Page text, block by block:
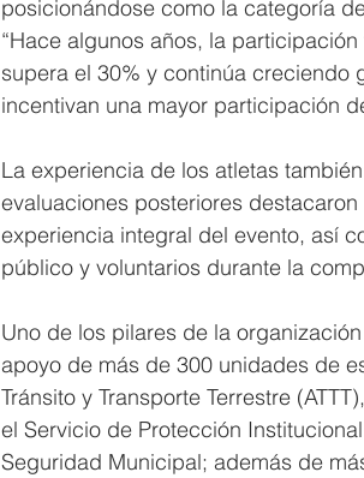
posicionándose como la categoría
“Hace algunos años, la
supera el 30% y continúa creciendo
incentivan una mayor participación
La experiencia de los atletas
evaluaciones posteriores
experiencia integral del evento, así
público y voluntarios durante la
Uno de los pilares de la
apoyo de más de 300 unidades de
Tránsito y Transporte Terrestre
el Servicio de Protección
Seguridad Municipal; además de